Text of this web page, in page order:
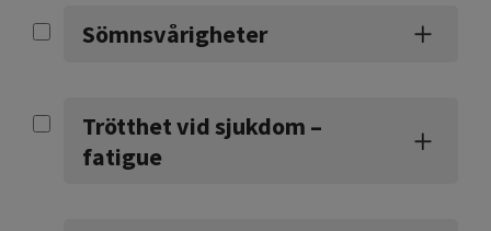
Sömnsvårigheter
Trötthet vid sjukdom –
fatigue